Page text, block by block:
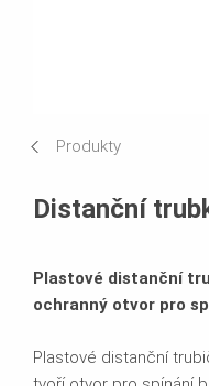
Produkty
Distanční
Plastové distanční
ochranný otvor pro
Plastové distanční